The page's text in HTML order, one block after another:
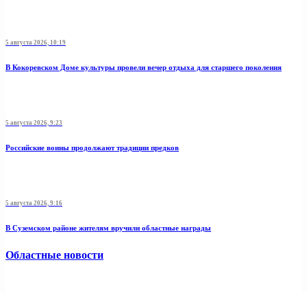
5 августа 2026, 10:19
В Кокоревском Доме культуры провели вечер отдыха для старшего поколения
5 августа 2026, 9:23
Российские воины продолжают традиции предков
5 августа 2026, 9:16
В Суземском районе жителям вручили областные награды
Областные новости